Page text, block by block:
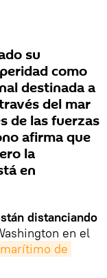
su
como
destinada a
del mar
de las fuerzas
afirma que
la
en
distanciando
en el
de